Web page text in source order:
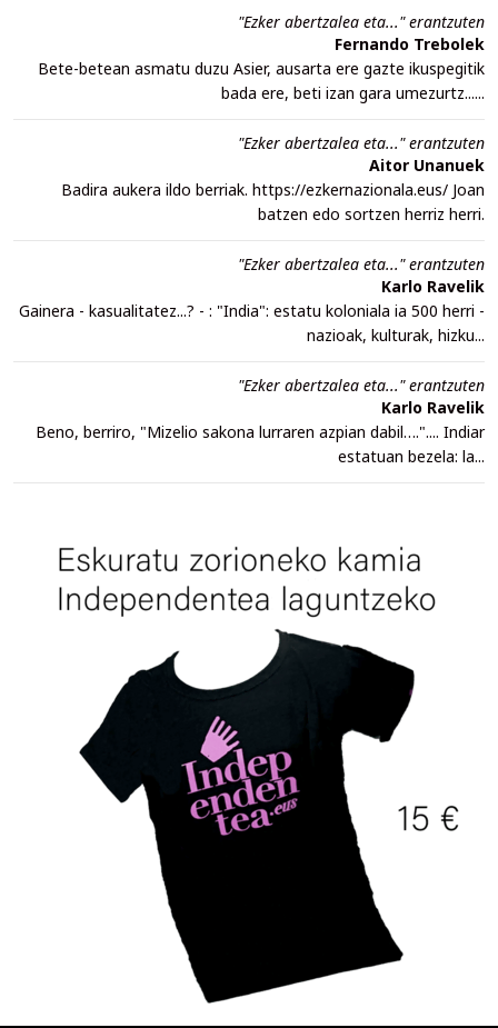
"Ezker abertzalea eta..." erantzuten
Fernando Trebolek
Bete-betean asmatu duzu Asier, ausarta ere gazte ikuspegitik
bada ere, beti izan gara umezurtz......
"Ezker abertzalea eta..." erantzuten
Aitor Unanuek
Badira aukera ildo berriak. https://ezkernazionala.eus/ Joan
batzen edo sortzen herriz herri.
"Ezker abertzalea eta..." erantzuten
Karlo Ravelik
Gainera - kasualitatez...? - : "India": estatu koloniala ia 500 herri -
nazioak, kulturak, hizku...
"Ezker abertzalea eta..." erantzuten
Karlo Ravelik
Beno, berriro, "Mizelio sakona lurraren azpian dabil….".... Indiar
estatuan bezela: la...